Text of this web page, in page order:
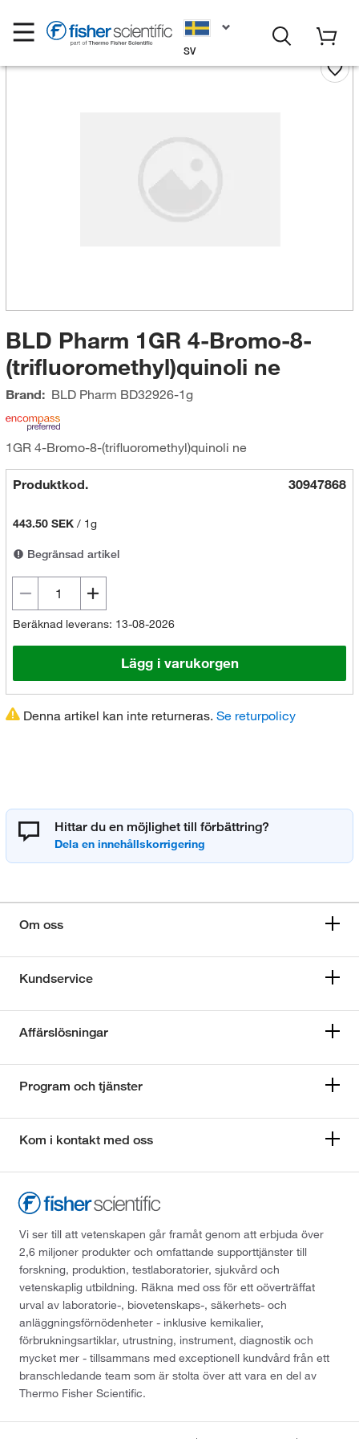
SV
BLD Pharm 1GR 4-Bromo-8-
(trifluoromethyl)quinoli ne
Brand: BLD Pharm BD32926-1g
1GR 4-Bromo-8-(trifluoromethyl)quinoli ne
Produktkod. 30947868
443.50 SEK/ 1g
Begränsad artikel
Beräknad leverans: 13-08-2026
Lägg i varukorgen
Denna artikel kan inte returneras. Se returpolicy
Hittar du en möjlighet till förbättring?
Om oss
Kundservice
Affärslösningar
Program och tjänster
Kom i kontakt med oss
Vi ser till att vetenskapen går framåt genom att erbjuda över
2,6 miljoner produkter och omfattande supporttjänster till
forskning, produktion, testlaboratorier, sjukvård och
vetenskaplig utbildning. Räkna med oss för ett oöverträffat
urval av laboratorie-, biovetenskaps-, säkerhets- och
anläggningsförnödenheter - inklusive kemikalier,
förbrukningsartiklar, utrustning, instrument, diagnostik och
mycket mer - tillsammans med exceptionell kundvård från ett
branschledande team som är stolta över att vara en del av
Thermo Fisher Scientific.